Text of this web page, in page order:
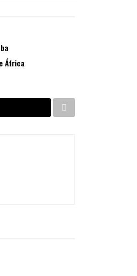
África